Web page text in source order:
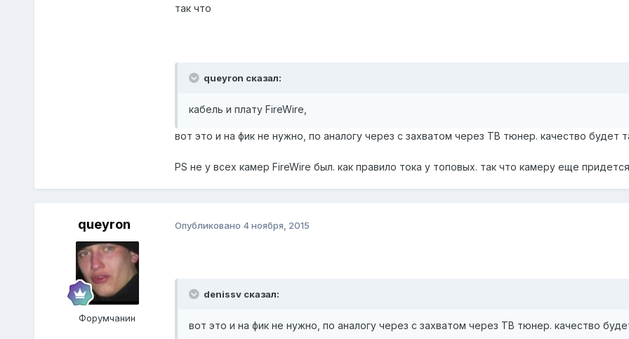
так что
queyron сказал:
кабель и плату FireWire,
вот это и на фик не нужно, по аналогу через с захватом через ТВ тюнер. качество будет
PS не у всех камер FireWire был. как правило тока у топовых. так что камеру еще
queyron
Форумчанин
Опубликовано 4 ноября, 2015
denissv сказал:
вот это и на фик не нужно, по аналогу через с захватом через ТВ тюнер. качество